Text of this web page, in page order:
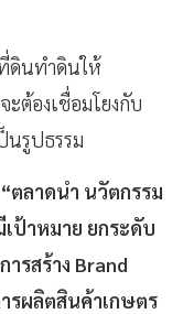
ดินทำดินให้
ะต้องเชื่อมโยงกับ
นรูปธรรม
ตลาดนำ นวัตกรรม
เป้าหมาย ยกระดับ
รสร้าง Brand
รผลิตสินค้าเกษตร